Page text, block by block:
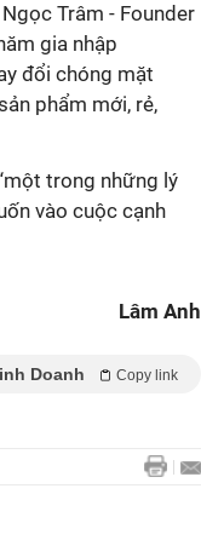
Trâm - Founder
gia nhập
đổi chóng mặt
phẩm mới, rẻ,
ột trong những lý
vào cuộc cạnh
Lâm Anh
Doanh Copy link